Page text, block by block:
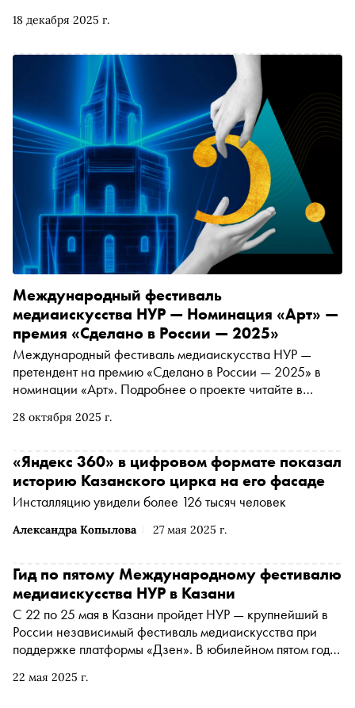
18 декабря 2025 г.
как географического пространства, но и как сложного
и опытом разных народов
28 октября 2025 г.
Международный фестиваль
медиаискусства НУР — Номинация «Арт» —
премия «Сделано в России — 2025»
Международный фестиваль медиаискусства НУР —
претендент на премию «Сделано в России — 2025» в
номинации «Арт». Подробнее о проекте читайте в
Александра Копылова 27 мая 2025 г.
«Яндекс 360» в цифровом формате показал
историю Казанского цирка на его фасаде
Инсталляцию увидели более 126 тысяч человек
22 мая 2025 г.
Гид по пятому Международному фестивалю
медиаискусства НУР в Казани
С 22 по 25 мая в Казани пройдет НУР — крупнейший в
России независимый фестиваль медиаискусства при
поддержке платформы «Дзен». В юбилейном пятом году
медиахудожников, музыкантов, перформеров и